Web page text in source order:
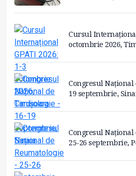
Cursul Internațional
octombrie 2026,
Congresul Național
19 septembrie,
Congresul Național
25-26 septembrie,